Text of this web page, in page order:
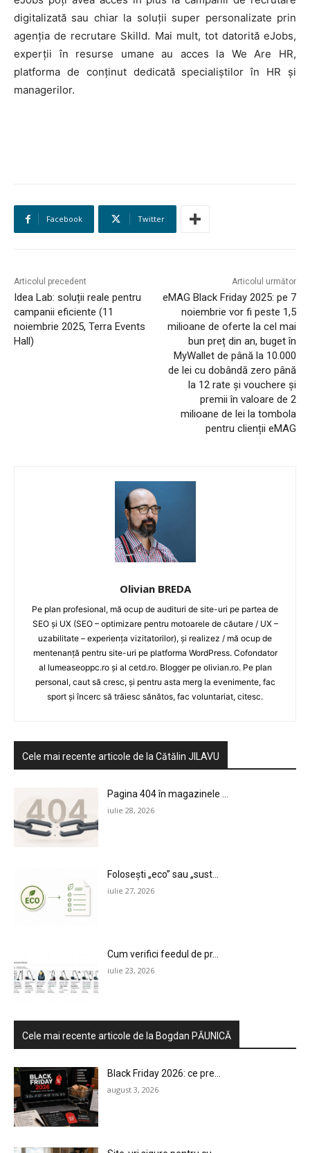
E-COMMERCE
MARKETING
AI
digitalizată sau chiar la soluții super personalizate prin
agenția de recrutare Skilld. Mai mult, tot datorită eJobs,
experții în resurse umane au acces la We Are HR,
platforma de conținut dedicată specialiștilor în HR și
managerilor.
Facebook Twitter
Articolul precedent
Idea Lab: soluții reale pentru
campanii eficiente (11
noiembrie 2025, Terra Events
Hall)
Articolul următor
eMAG Black Friday 2025: pe 7
noiembrie vor fi peste 1,5
milioane de oferte la cel mai
bun preț din an, buget în
MyWallet de până la 10.000
de lei cu dobândă zero până
la 12 rate și vouchere și
premii în valoare de 2
milioane de lei la tombola
pentru clienții eMAG
Olivian BREDA
Pe plan profesional, mă ocup de audituri de site-uri pe partea de
SEO și UX (SEO – optimizare pentru motoarele de căutare / UX –
uzabilitate – experiența vizitatorilor), și realizez / mă ocup de
mentenanță pentru site-uri pe platforma WordPress. Cofondator
al lumeaseoppc.ro și al cetd.ro. Blogger pe olivian.ro. Pe plan
personal, caut să cresc, și pentru asta merg la evenimente, fac
sport și încerc să trăiesc sănătos, fac voluntariat, citesc.
Cele mai recente articole de la Cătălin JILAVU
Pagina 404 în magazinele ...
iulie 28, 2026
Folosești „eco” sau „sust...
iulie 27, 2026
Cum verifici feedul de pr...
iulie 23, 2026
Cele mai recente articole de la Bogdan PĂUNICĂ
Black Friday 2026: ce pre...
august 3, 2026